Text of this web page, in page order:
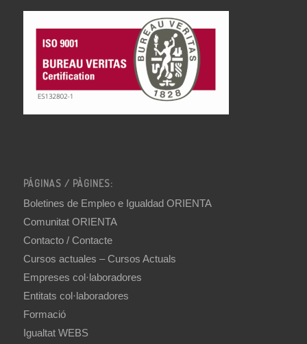
PÁGINAS / PÀGINES:
Boletines de Empleo e Igualdad ORIENTA
Comunitat ORIENTA
Contacto / Contacte
Cursos actuales – Cursos Actuals
Empreses col·laboradores
Entitats col·laboradores
Formació
Igualtat WEBS